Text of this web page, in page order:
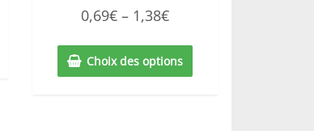
0
0,69€ – 1,38€
Choix des options